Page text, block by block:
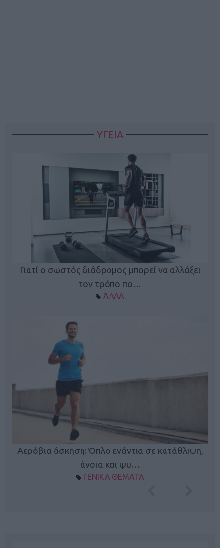
ΥΓΕΙΑ
Γιατί ο σωστός διάδρομος μπορεί να αλλάξει
τον τρόπο πο…
ΆΛΛΑ
Αερόβια άσκηση: Όπλο ενάντια σε κατάθλιψη,
άνοια και ψυ…
ΓΕΝΙΚΑ ΘΕΜΑΤΑ